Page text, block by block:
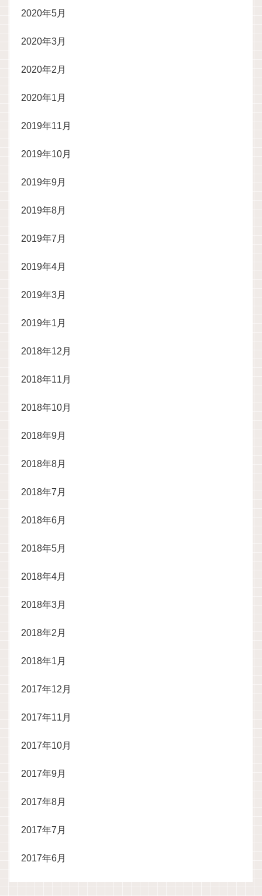
2020年5月
2020年3月
2020年2月
2020年1月
2019年11月
2019年10月
2019年9月
2019年8月
2019年7月
2019年4月
2019年3月
2019年1月
2018年12月
2018年11月
2018年10月
2018年9月
2018年8月
2018年7月
2018年6月
2018年5月
2018年4月
2018年3月
2018年2月
2018年1月
2017年12月
2017年11月
2017年10月
2017年9月
2017年8月
2017年7月
2017年6月